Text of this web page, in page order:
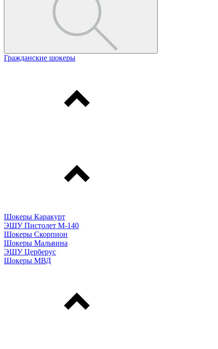
Гражданские шокеры
Шокеры Каракурт
ЭШУ Пистолет М-140
Шокеры Скорпион
Шокеры Мальвина
ЭШУ Церберус
Шокеры МВД